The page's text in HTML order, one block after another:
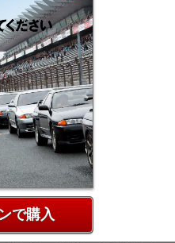
で購入